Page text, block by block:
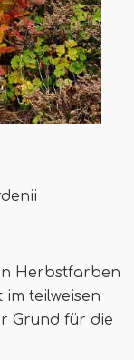
Herbstfarben
im teilweisen
Grund für die